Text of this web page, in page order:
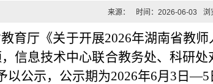
来源： 时间：2026-06-03 浏
育厅《关于开展2026年湖南省教
信息技术中心联合教务处、科研
以公示，公示期为2026年6月3日